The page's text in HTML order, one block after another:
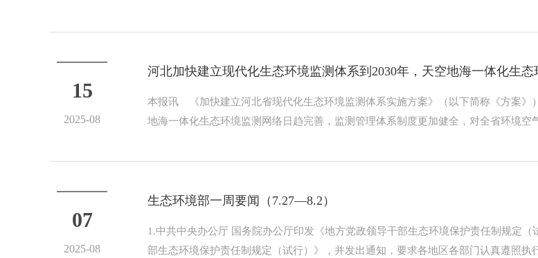
15
2025-08
河北加快建立现代化生态环境监测体系到2030年，天空地海一体化生
本报讯 《加快建立河北省现代化生态环境监测体系实施方案》（以下简称《方案》
地海一体化生态环境监测网络日趋完善，监测管理体系制度更加健全，对全省环境空
07
2025-08
生态环境部一周要闻（7.27—8.2）
1.中共中央办公厅 国务院办公厅印发《地方党政领导干部生态环境保护责任制规
部生态环境保护责任制规定（试行）》，并发出通知，要求各地区各部门认真遵照